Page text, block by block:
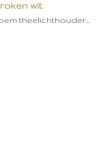
wit
theelichthouder…